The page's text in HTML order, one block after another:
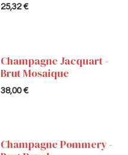
25,32€
Champagne Jacquart -
Brut Mosaique
38,00€
Champagne Pommery -